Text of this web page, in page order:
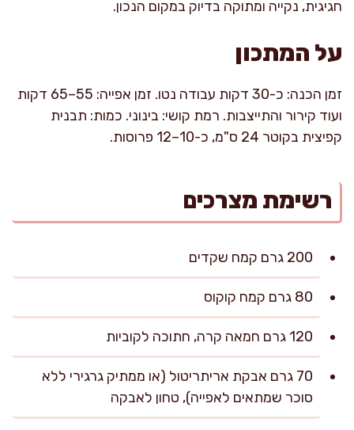
חגיגית, נקייה ומתוקה בדיוק במקום הנכון.
על המתכון
זמן הכנה: כ-30 דקות עבודה נטו. זמן אפייה: 55–65 דקות
ועוד קירור והתייצבות. רמת קושי: בינוני. כמות: תבנית
קפיצית בקוטר 24 ס"מ, כ-10–12 פרוסות.
רשימת מצרכים
200 גרם קמח שקדים
80 גרם קמח קוקוס
120 גרם חמאה קרה, חתוכה לקוביות
70 גרם אבקת אריתריטול (או ממתיק גרגירי ללא
סוכר שמתאים לאפייה), טחון לאבקה